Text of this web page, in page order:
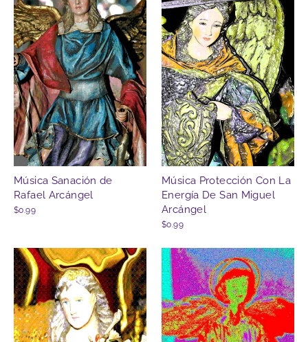
Música Sanación de
Rafael Arcángel
$0.99
Música Protección Con La
Energía De San Miguel
Arcángel
$0.99